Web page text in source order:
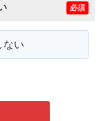
必須
ない